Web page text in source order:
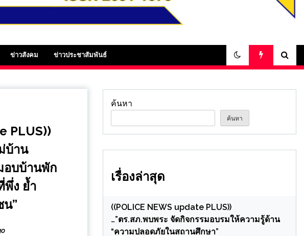
,
ข่าวสังคม ข่าวประชาสัมพันธ์
PLUS))
บ้าน
อบบ้านพัก
พึ่ง ย้ำ
”
ค้นหา
ค้นหา
เรื่องล่าสุด
((POLICE NEWS update PLUS))
…”ตร.สภ.พบพระ จัดกิจกรรมอบรมให้ความรู้ด้าน
“ความปลอดภัยในสถานศึกษา”